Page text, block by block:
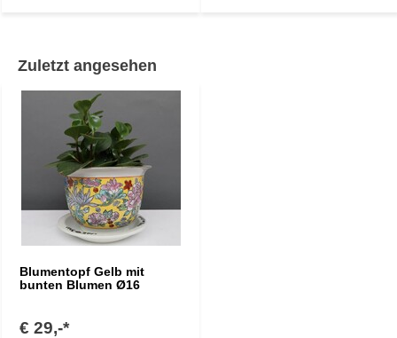
Zuletzt angesehen
Blumentopf Gelb mit
bunten Blumen Ø16
€ 29,-*